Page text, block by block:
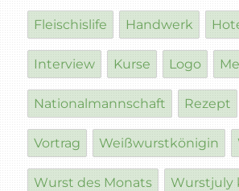
Fleischislife Handwerk
Interview Kurse Logo
Nationalmannschaft Rezept
Vortrag Weißwurstkönigin
Wurst des Monats Wurstjuly